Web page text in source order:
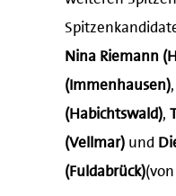
Nina Riemann
(Immenhausen)
(Habichtswald) ,
(Vellmar) und
(Fuldabrück)(von